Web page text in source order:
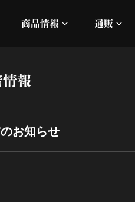
シャルムービー
商品情報
加州清光 単騎出陣 極
江 おん すていじ かうん
通販
ネル
報
お知らせ